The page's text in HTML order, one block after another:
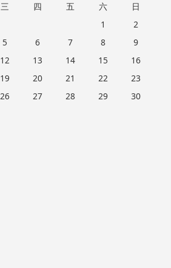
三 四 五 六
日
1
2
5 6 7 8
9
12 13 14 15
16
19 20 21 22
23
26 27 28 29
30